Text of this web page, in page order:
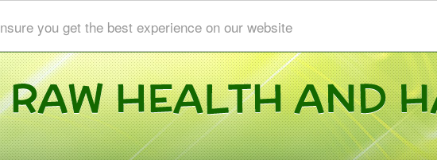
you get the best experience on our website